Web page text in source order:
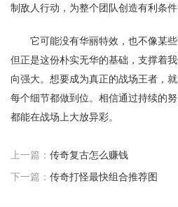
制敌人行动，为整个团队创造有利条件
它可能没有华丽特效，也不像某
但正是这份朴实无华的基础，支撑着
向强大。想要成为真正的战场王者，
每个细节都做到位。相信通过持续的
都能在战场上大放异彩。
上一篇： 传奇复古怎么赚钱
下一篇： 传奇打怪最快组合推荐图